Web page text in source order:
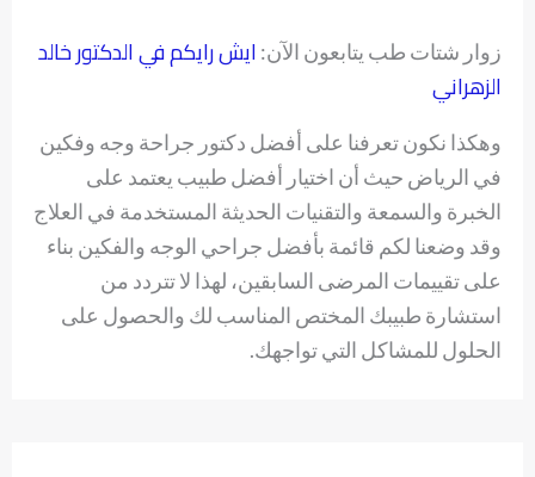
زوار شتات طب يتابعون الآن: ايش رايكم في الدكتور خالد
الزهراني
وهكذا نكون تعرفنا على أفضل دكتور جراحة وجه وفكين
في الرياض حيث أن اختيار أفضل طبيب يعتمد على
الخبرة والسمعة والتقنيات الحديثة المستخدمة في العلاج
وقد وضعنا لكم قائمة بأفضل جراحي الوجه والفكين بناء
على تقييمات المرضى السابقين، لهذا لا تتردد من
استشارة طبيبك المختص المناسب لك والحصول على
الحلول للمشاكل التي تواجهك.